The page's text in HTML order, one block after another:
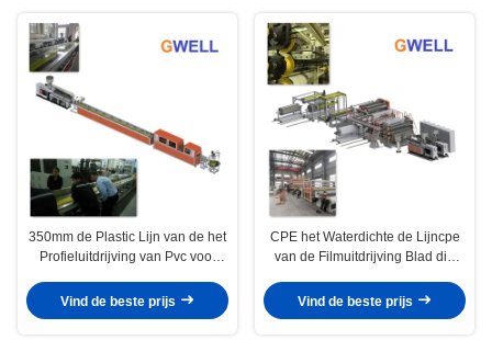
350mm de Plastic Lijn van de het
Profieluitdrijving van Pvc voor
Vind de beste prijs
CPE het Waterdichte de Lijncpe
van de Filmuitdrijving Blad die
maken
Vind de beste prijs